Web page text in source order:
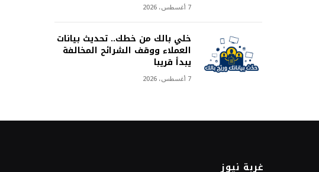
7 أغسطس، 2026
خلي بالك من خطك.. تحديث بيانات
العملاء ووقف الشرائح المخالفة
يبدأ قريبا
7 أغسطس، 2026
غربة نيوز